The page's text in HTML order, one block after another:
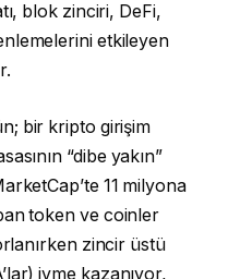
blok zinciri, DeFi,
etkileyen
bir kripto girişim
“dibe yakın”
11 milyona
token ve coinler
zincir üstü
ivme kazanıyor,